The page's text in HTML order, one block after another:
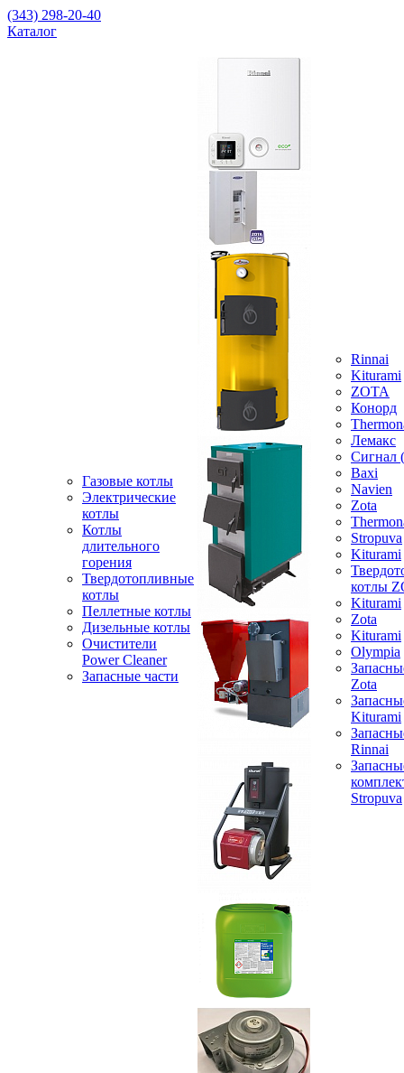
(343) 298-20-40
Каталог
Газовые котлы
Электрические
котлы
Котлы
длительного
горения
Твердотопливные
котлы
Пеллетные котлы
Дизельные котлы
Очистители
Power Cleaner
Запасные части
Rinnai
Kiturami
ZOTA
Конорд
Лемакс
Baxi
Navien
Zota
Stropuva
Kiturami
котлы
Kiturami
Zota
Kiturami
Olympia
Zota
Kiturami
Rinnai
Stropuva